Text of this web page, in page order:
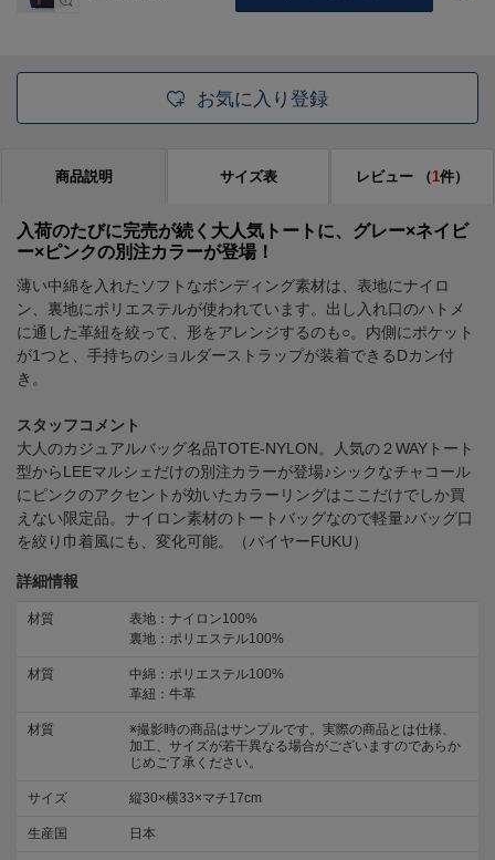
お気に入り登録
商品説明 サイズ表 レビュー （1件）
入荷のたびに完売が続く大人気トートに、グレー×ネイビ
ー×ピンクの別注カラーが登場！
薄い中綿を入れたソフトなボンディング素材は、表地にナイロ
ン、裏地にポリエステルが使われています。出し入れ口のハトメ
に通した革紐を絞って、形をアレンジするのも○。内側にポケット
が1つと、手持ちのショルダーストラップが装着できるDカン付
き。
スタッフコメント
大人のカジュアルバッグ名品TOTE-NYLON。人気の２WAYトート
型からLEEマルシェだけの別注カラーが登場♪シックなチャコール
にピンクのアクセントが効いたカラーリングはここだけでしか買
えない限定品。ナイロン素材のトートバッグなので軽量♪バッグ口
を絞り巾着風にも、変化可能。（バイヤーFUKU）
詳細情報
材質
表地：ナイロン100%
裏地：ポリエステル100%
材質
中綿：ポリエステル100%
革紐：牛革
材質
※撮影時の商品はサンプルです。実際の商品とは仕様、
加工、サイズが若干異なる場合がございますのであらか
じめご了承ください。
サイズ 縦30×横33×マチ17cm
生産国 日本